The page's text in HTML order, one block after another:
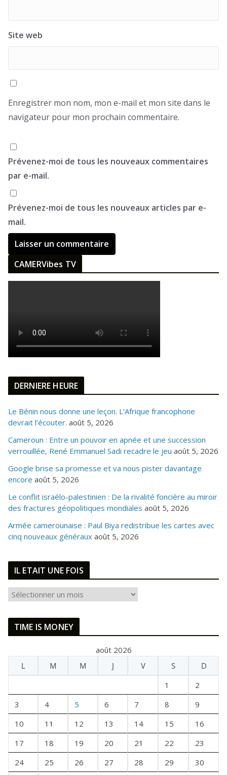
Site web
Enregistrer mon nom, mon e-mail et mon site dans le
navigateur pour mon prochain commentaire.
Prévenez-moi de tous les nouveaux commentaires
par e-mail.
Prévenez-moi de tous les nouveaux articles par e-
mail.
CAMERVibes TV
DERNIERE HEURE
Le Bénin nous donne une leçon. L’Afrique francophone
devrait l’écouter. août 5, 2026
Cameroun : Entre un pouvoir en apnée et une succession
verrouillée, René Emmanuel Sadi recadre le jeu août 5, 2026
Google brise sa promesse et va nous pister davantage
encore août 5, 2026
Le conflit israélo-palestinien : De la rivalité foncière au miroir
des fractures géopolitiques mondiales août 5, 2026
Armée camerounaise : Paul Biya redistribue les cartes avec
cinq nouveaux généraux août 5, 2026
IL ETAIT UNE FOIS
L
E
I
U
F
S
TIME IS MONEY
août 2026
L
M M J V S
D
1
2
3
4 5 6 7 8
9
10
11 12 13 14 15
16
17
18 19 20 21 22
23
24
25 26 27 28 29
30